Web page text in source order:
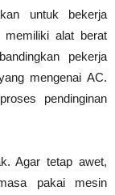
untuk bekerja
memiliki alat berat
pekerja
mengenai AC.
pendinginan
Agar tetap awet,
pakai mesin